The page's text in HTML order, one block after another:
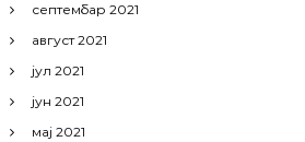
септембар 2021
август 2021
јул 2021
јун 2021
мај 2021